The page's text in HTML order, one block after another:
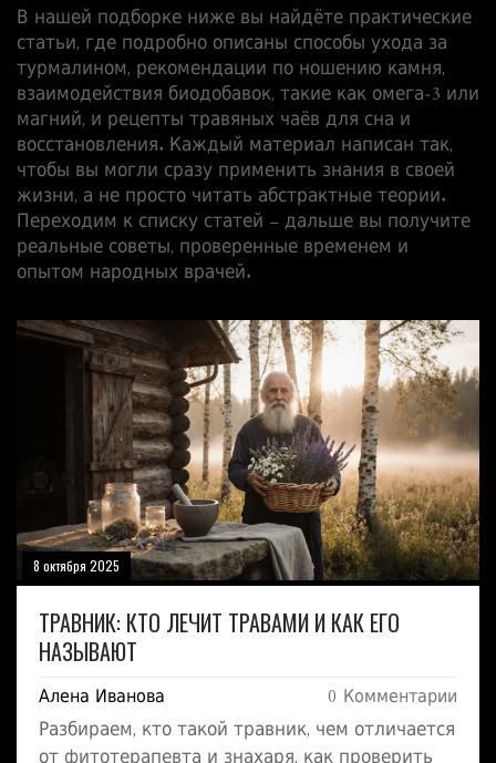
В нашей подборке ниже вы найдёте практические
статьи, где подробно описаны способы ухода за
турмалином, рекомендации по ношению камня,
взаимодействия биодобавок, такие как омега‑3 или
магний, и рецепты травяных чаёв для сна и
восстановления. Каждый материал написан так,
чтобы вы могли сразу применить знания в своей
жизни, а не просто читать абстрактные теории.
Переходим к списку статей – дальше вы получите
реальные советы, проверенные временем и
опытом народных врачей.
8 октября 2025
ТРАВНИК: КТО ЛЕЧИТ ТРАВАМИ И КАК ЕГО
НАЗЫВАЮТ
Алена Иванова 0 Комментарии
Разбираем, кто такой травник, чем отличается